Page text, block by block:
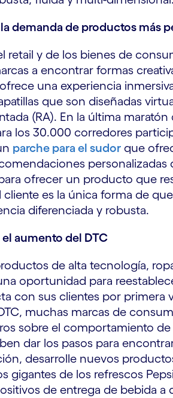
demanda de productos más
retail y de los bienes de
a encontrar formas
ofrece una experiencia
que son diseñadas
(RA). En la última maratón
los 30.000 corredores
parche para el sudor que
personalizadas
ofrecer un producto que
cliente es la única forma de
diferenciada y robusta.
aumento del DTC
de alta tecnología,
oportunidad para
con sus clientes por primera
muchas marcas de
sobre el comportamiento
dar los pasos para
desarrolle nuevos
gigantes de los refrescos
de entrega de bebida